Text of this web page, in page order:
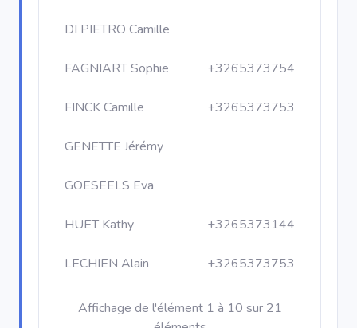
DI PIETRO Camille
FAGNIART Sophie +3265373754
FINCK Camille +3265373753
GENETTE Jérémy
GOESEELS Eva
HUET Kathy +3265373144
LECHIEN Alain +3265373753
Affichage de l'élément 1 à 10 sur 21